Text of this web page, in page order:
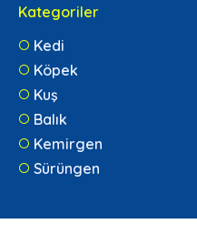
Kategoriler
Kedi
Köpek
Kuş
Balık
Kemirgen
Sürüngen